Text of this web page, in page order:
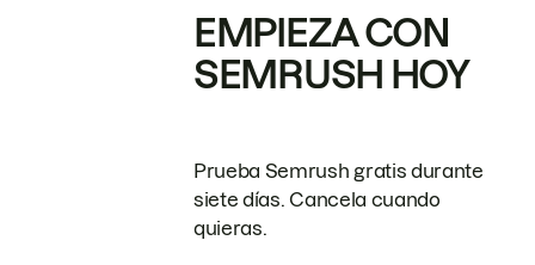
EMPIEZA CON
SEMRUSH HOY
Prueba Semrush gratis durante
siete días. Cancela cuando
quieras.